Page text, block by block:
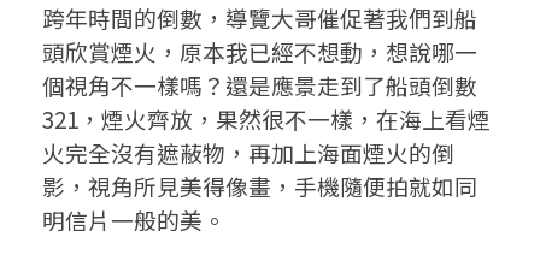
跨年時間的倒數，導覽大哥催促著我們到船
頭欣賞煙火，原本我已經不想動，想說哪一
個視角不一樣嗎？還是應景走到了船頭倒數
321，煙火齊放，果然很不一樣，在海上看煙
火完全沒有遮蔽物，再加上海面煙火的倒
影，視角所見美得像畫，手機隨便拍就如同
明信片一般的美。